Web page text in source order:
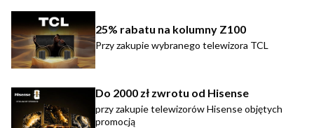
25% rabatu na kolumny Z100
Przy zakupie wybranego telewizora TCL
Do 2000 zł zwrotu od Hisense
przy zakupie telewizorów Hisense objętych
promocją